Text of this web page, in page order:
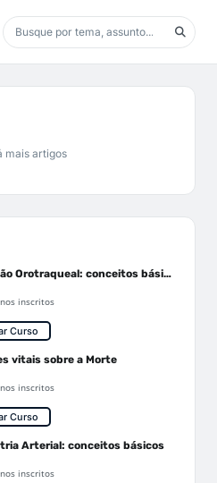
mais artigos
Intubação Orotraqueal: conceitos básicos
inscritos
Curso
vitais sobre a Morte
inscritos
Curso
Arterial: conceitos básicos
inscritos